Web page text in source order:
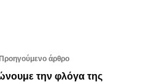
Προηγούμενο άρθρο
την φλόγα της